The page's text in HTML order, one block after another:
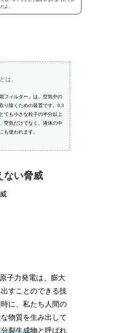
よ。
は。
フィルター」は、空気中の
り除くための装置です。0.3
ても小さな粒子の半分以上
空気だけでなく、液体の中
も使われます。
ない脅威
子力発電は、膨大
すことのできる技
に、私たち人間の
物質を生み出して
裂生成物と呼ばれ